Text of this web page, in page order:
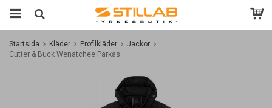
Startsida Kläder Profilkläder
Jackor
Cutter & Buck Wenatchee Parkas